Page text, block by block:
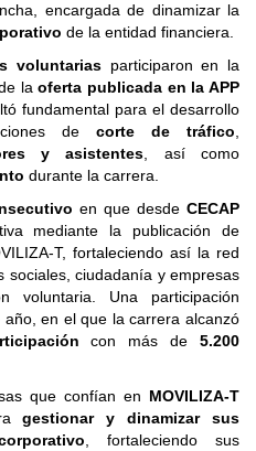
encargada de dinamizar la
de la entidad financiera.
voluntariasparticiparon en la
laoferta publicada en la APP
fundamental para el desarrollo
de corte de tráfico,
y asistentes, así como
durante la carrera.
en que desde CECAP
mediante la publicación de
T, fortaleciendo así la red
sociales, ciudadanía y empresas
voluntaria. Una participación
en el que la carrera alcanzó
con más de 5.200
que confían en MOVILIZA-T
gestionar y dinamizar sus
, fortaleciendo sus